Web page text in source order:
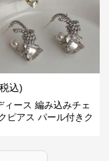
込)
ィース 編み込みチェ
ピアス パール付きク